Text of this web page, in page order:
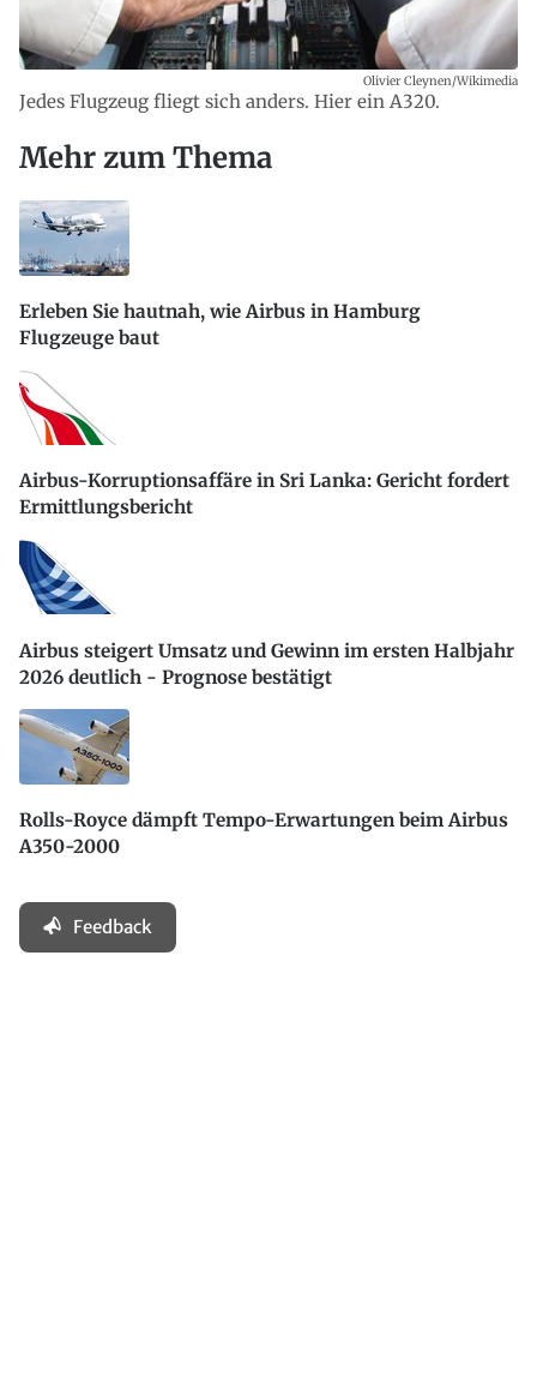
Jedes Flugzeug fliegt sich anders. Hier ein A320.
Olivier Cleynen/Wikimedia
Mehr zum Thema
Erleben Sie hautnah, wie Airbus in Hamburg
Flugzeuge baut
Airbus-Korruptionsaffäre in Sri Lanka: Gericht fordert
Ermittlungsbericht
Airbus steigert Umsatz und Gewinn im ersten Halbjahr
2026 deutlich - Prognose bestätigt
Rolls-Royce dämpft Tempo-Erwartungen beim Airbus
A350-2000
Feedback